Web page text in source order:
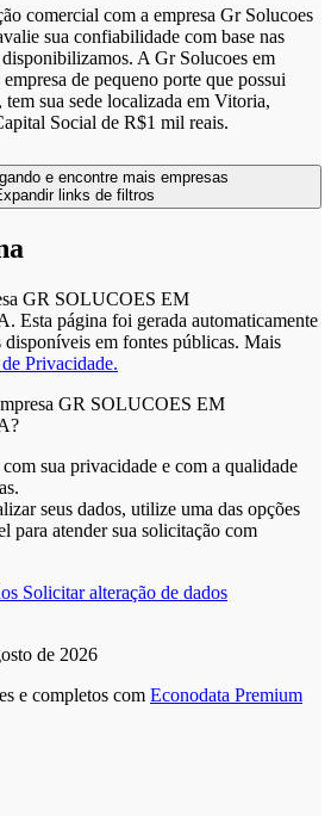
comercial com a empresa Gr Solucoes
sua confiabilidade com base nas
A Gr Solucoes em
de pequeno porte que possui
sua sede localizada em Vitoria,
Social de R$1 mil reais.
GR SOLUCOES EM
página foi gerada automaticamente
em fontes públicas. Mais
Privacidade.
GR SOLUCOES EM
sua privacidade e com a qualidade
seus dados, utilize uma das opções
para atender sua solicitação com
Solicitar alteração de dados
de 2026
e completos com Econodata Premium